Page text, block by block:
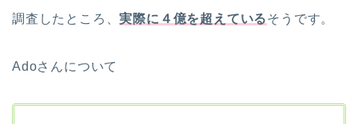
調査したところ、実際に４億を超えているそうです。
Adoさんについて